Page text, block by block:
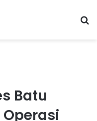
Batu